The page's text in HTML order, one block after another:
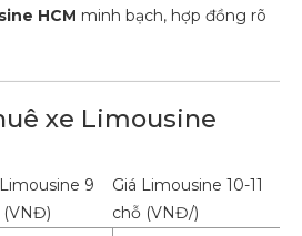
HCM minh bạch, hợp đồng rõ
xe Limousine
9
(VNĐ)
Giá Limousine 10-11
chỗ (VNĐ/)